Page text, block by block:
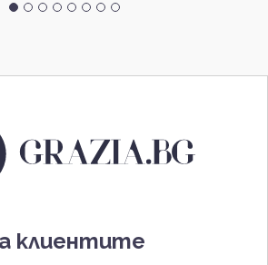
клиентите